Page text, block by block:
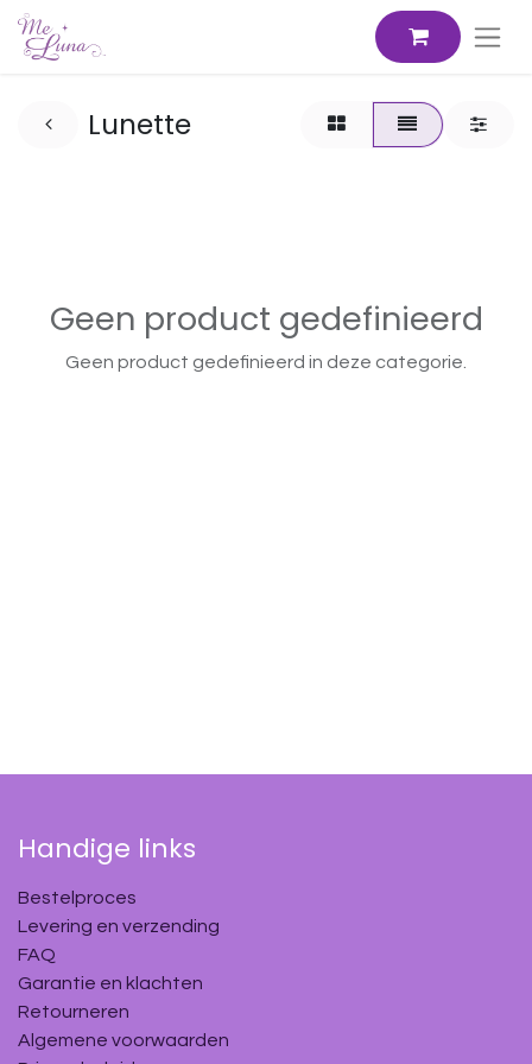
Lunette
Geen product gedefinieerd
Geen product gedefinieerd in deze categorie.
Handige links
Bestelproces
Levering en verzending
FAQ
Garantie en klachten
Retourneren
Algemene voorwaarden